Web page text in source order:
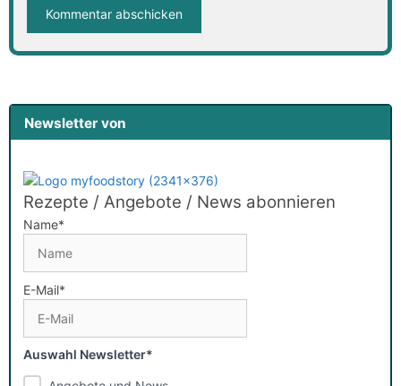
Newsletter von
Rezepte / Angebote / News abonnieren
Name*
E-Mail*
Auswahl Newsletter*